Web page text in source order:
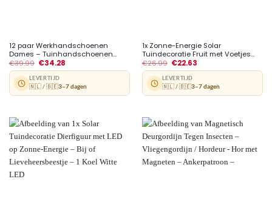
12 paar Werkhandschoenen
Dames – Tuinhandschoenen...
€39.99 €34.28
LEVERTIJD
🇳🇱 / 🇧🇪3–7 dagen
1x Zonne-Energie Solar
Tuindecoratie Fruit met Voetjes...
€26.99 €22.63
LEVERTIJD
🇳🇱 / 🇧🇪3–7 dagen